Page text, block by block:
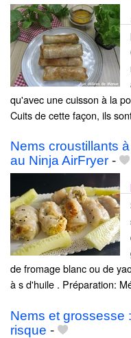
qu'avec une cuisson à la
Cuits de cette façon, ils
Nems croustillants
au Ninja AirFryer -
de fromage blanc ou de
à s d'huile . Préparation:
Nems et grossesse
risque -